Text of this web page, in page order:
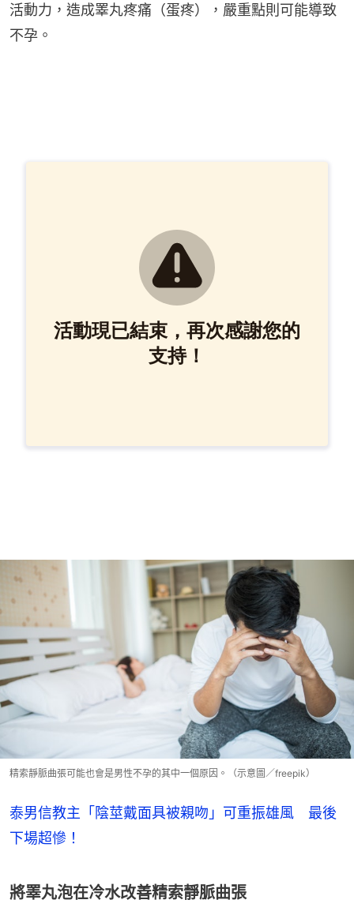
活動力，造成睪丸疼痛（蛋疼），嚴重點則可能導致
不孕。
精索靜脈曲張可能也會是男性不孕的其中一個原因。（示意圖／freepik）
泰男信教主「陰莖戴面具被親吻」可重振雄風 最後
下場超慘！
將睪丸泡在冷水改善精索靜脈曲張